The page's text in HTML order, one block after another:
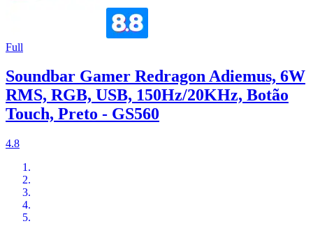
Full
Soundbar Gamer Redragon Adiemus, 6W
RMS, RGB, USB, 150Hz/20KHz, Botão
Touch, Preto - GS560
4.8